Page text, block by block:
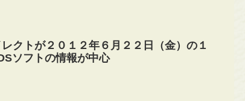
クトが２０１２年６月２２日（金）の１
ソフトの情報が中心